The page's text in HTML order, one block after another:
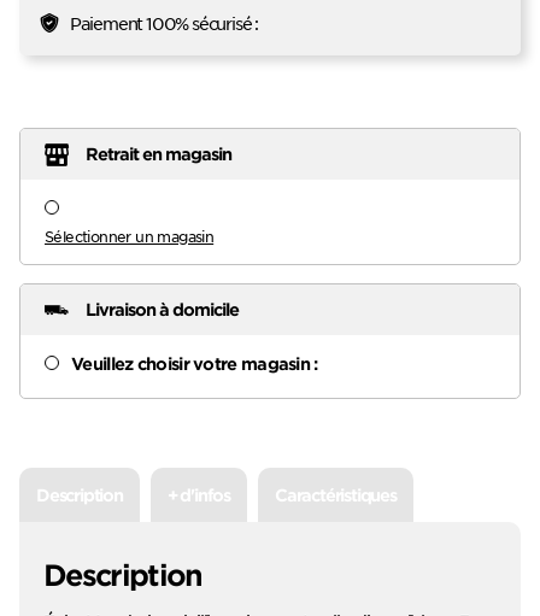
Paiement 100% sécurisé :
Retrait en magasin
Sélectionner un magasin
Livraison à domicile
Veuillez choisir votre magasin :
Description + d'infos Caractéristiques
Description